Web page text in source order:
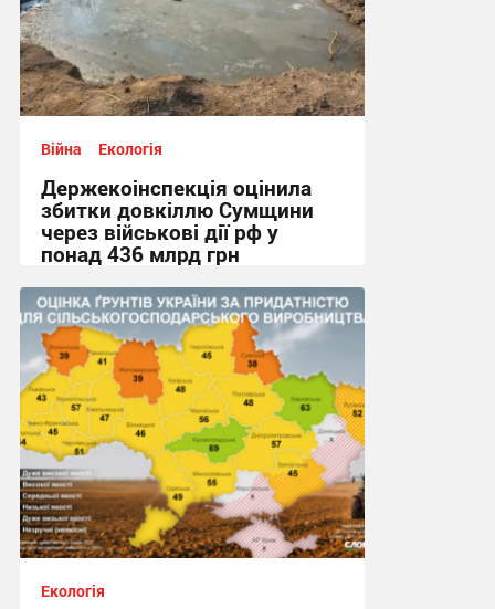
Війна Екологія
Держекоінспекція оцінила
збитки довкіллю Сумщини
через військові дії рф у
понад 436 млрд грн
20:50, 23.07.2026
Екологія